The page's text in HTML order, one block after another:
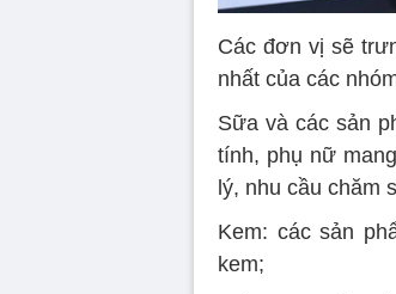
Các đơn vị sẽ
nhất của các
Sữa và các sản
tính, phụ nữ
lý, nhu cầu chăm
Kem: các sản
kem;